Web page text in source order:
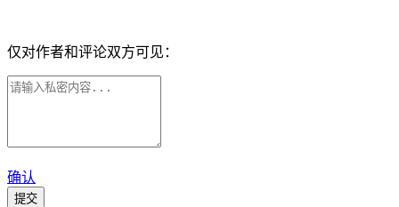
仅对作者和评论双方可见：
确认
提交